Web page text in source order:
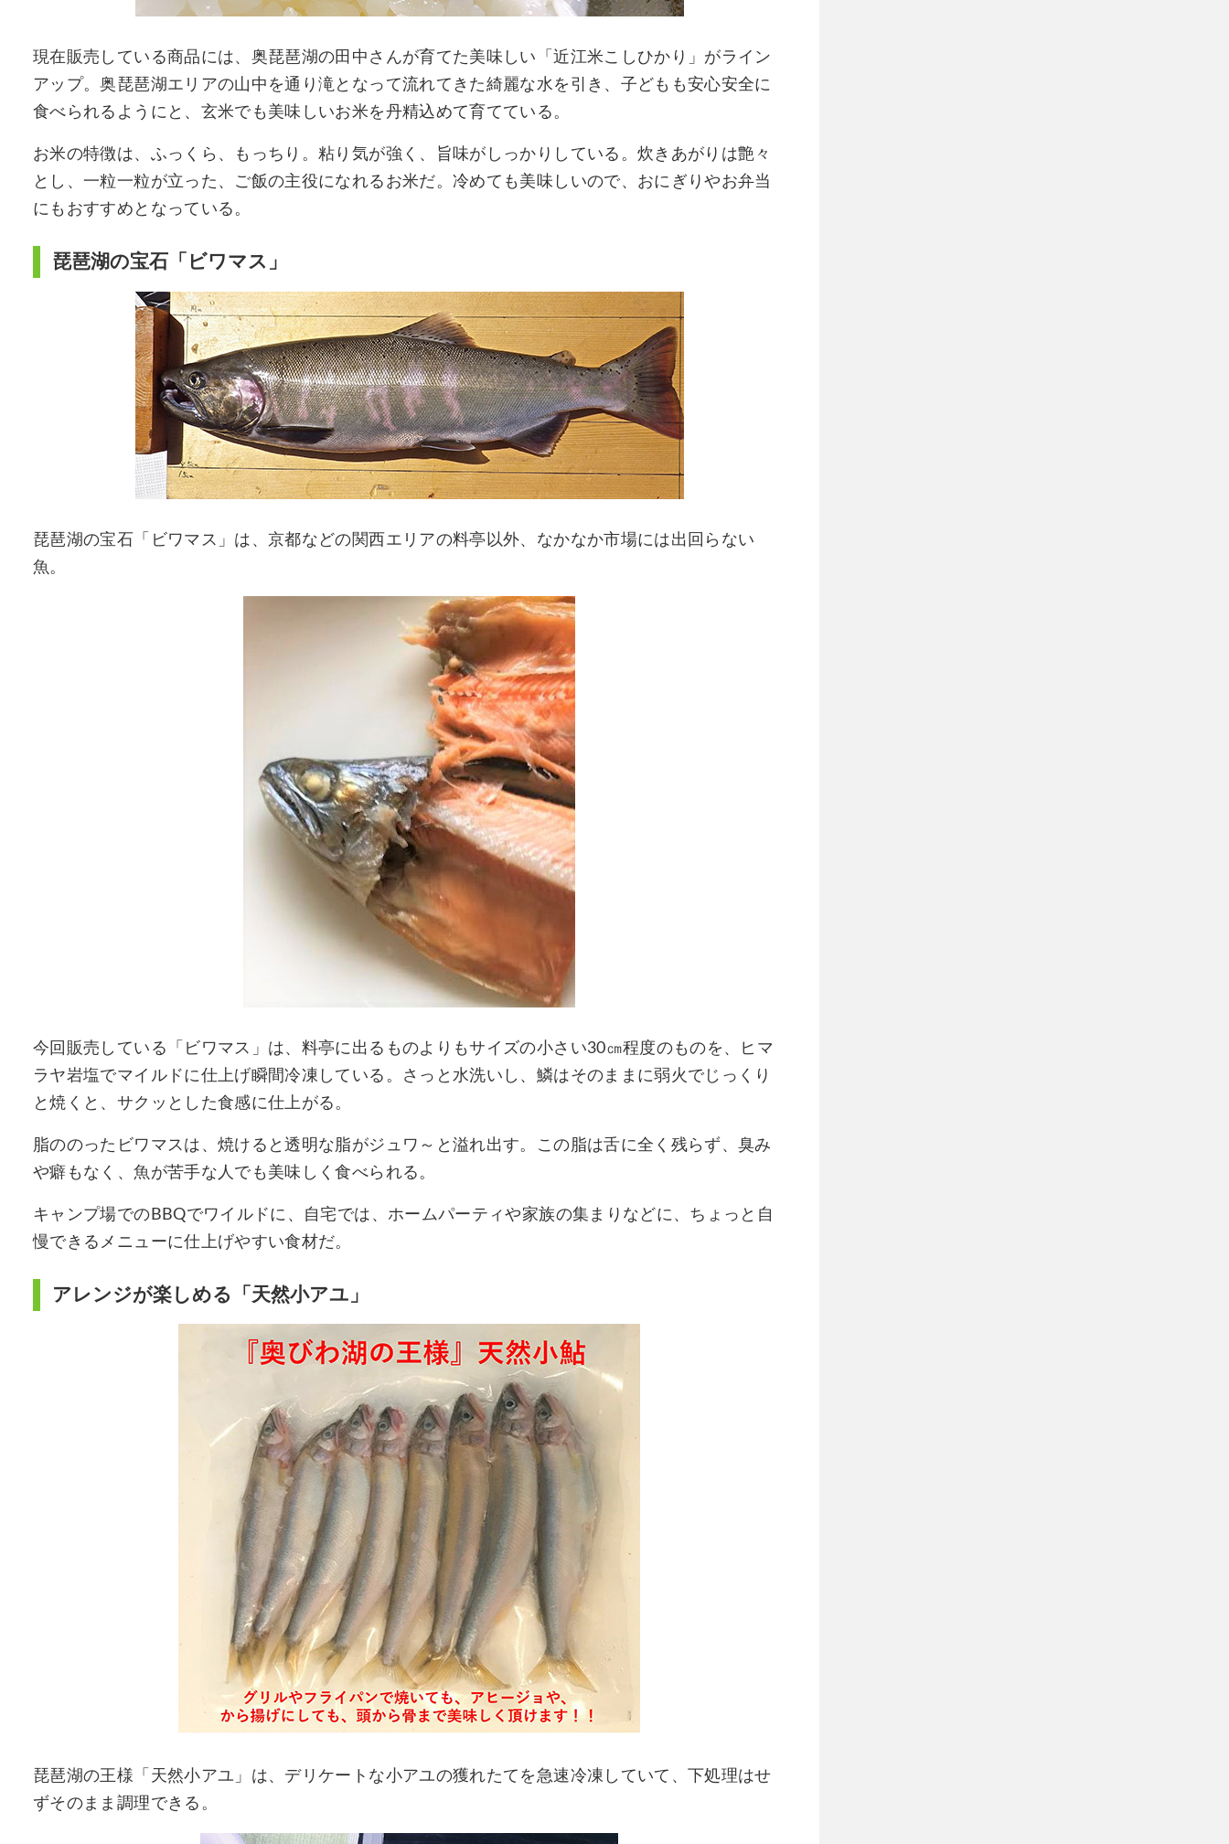
現在販売している商品には、奥琵琶湖の田中さんが育てた美味しい「近江米こしひかり」がライン
アップ。奥琵琶湖エリアの山中を通り滝となって流れてきた綺麗な水を引き、子どもも安心安全に
食べられるようにと、玄米でも美味しいお米を丹精込めて育てている。
お米の特徴は、ふっくら、もっちり。粘り気が強く、旨味がしっかりしている。炊きあがりは艶々
とし、一粒一粒が立った、ご飯の主役になれるお米だ。冷めても美味しいので、おにぎりやお弁当
にもおすすめとなっている。
琵琶湖の宝石「ビワマス」
琵琶湖の宝石「ビワマス」は、京都などの関西エリアの料亭以外、なかなか市場には出回らない
魚。
今回販売している「ビワマス」は、料亭に出るものよりもサイズの小さい30㎝程度のものを、ヒマ
ラヤ岩塩でマイルドに仕上げ瞬間冷凍している。さっと水洗いし、鱗はそのままに弱火でじっくり
と焼くと、サクッとした食感に仕上がる。
脂ののったビワマスは、焼けると透明な脂がジュワ～と溢れ出す。この脂は舌に全く残らず、臭み
や癖もなく、魚が苦手な人でも美味しく食べられる。
キャンプ場でのBBQでワイルドに、自宅では、ホームパーティや家族の集まりなどに、ちょっと自
慢できるメニューに仕上げやすい食材だ。
アレンジが楽しめる「天然小アユ」
琵琶湖の王様「天然小アユ」は、デリケートな小アユの獲れたてを急速冷凍していて、下処理はせ
ずそのまま調理できる。